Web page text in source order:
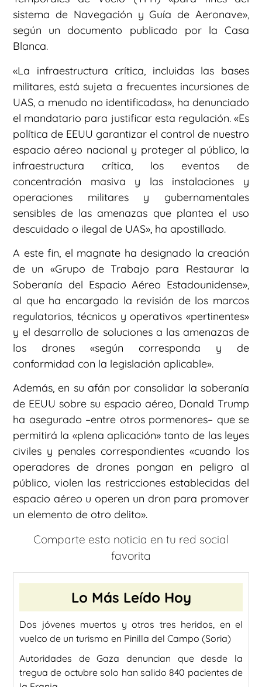
sistema de Navegación y Guía de Aeronave»,
según un documento publicado por la Casa
Blanca.
«La infraestructura crítica, incluidas las bases
militares, está sujeta a frecuentes incursiones de
UAS, a menudo no identificadas», ha denunciado
el mandatario para justificar esta regulación. «Es
política de EEUU garantizar el control de nuestro
espacio aéreo nacional y proteger al público, la
infraestructura crítica, los eventos de
concentración masiva y las instalaciones y
operaciones militares y gubernamentales
sensibles de las amenazas que plantea el uso
descuidado o ilegal de UAS», ha apostillado.
A este fin, el magnate ha designado la creación
de un «Grupo de Trabajo para Restaurar la
Soberanía del Espacio Aéreo Estadounidense»,
al que ha encargado la revisión de los marcos
regulatorios, técnicos y operativos «pertinentes»
y el desarrollo de soluciones a las amenazas de
los drones «según corresponda y de
conformidad con la legislación aplicable».
Además, en su afán por consolidar la soberanía
de EEUU sobre su espacio aéreo, Donald Trump
ha asegurado –entre otros pormenores– que se
permitirá la «plena aplicación» tanto de las leyes
civiles y penales correspondientes «cuando los
operadores de drones pongan en peligro al
público, violen las restricciones establecidas del
espacio aéreo u operen un dron para promover
un elemento de otro delito».
Comparte esta noticia en tu red social
favorita
Lo Más Leído Hoy
Dos jóvenes muertos y otros tres heridos, en el
vuelco de un turismo en Pinilla del Campo (Soria)
Autoridades de Gaza denuncian que desde la
tregua de octubre solo han salido 840 pacientes de